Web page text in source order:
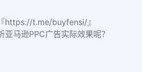
t.me/buyfensi/』
亚马逊PPC广告实际效果呢？